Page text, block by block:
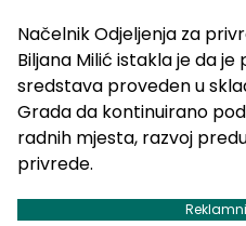
Načelnik Odjeljenja za
Biljana Milić istakla je da
sredstava proveden u
Grada da kontinuirano
radnih mjesta, razvoj
privrede.